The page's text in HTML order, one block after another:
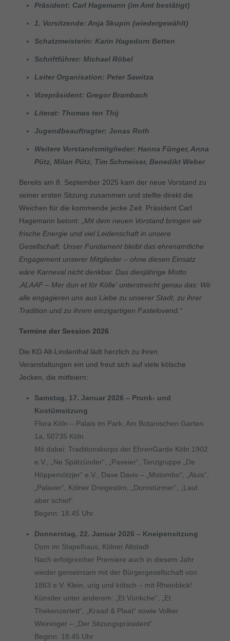
Präsident: Carl Hagemann (im Amt bestätigt)
1. Vorsitzende: Anja Skupin (wiedergewählt)
Schatzmeisterin: Karin Hagedorn Betten
Schriftführer: Michael Röbel
Leiter Organisation: Peter Sawitza
Vizepräsident: Gregor Brambach
Literat: Thomas ten Thij
Jugendbeauftragter: Jonas Roth
Weitere Vorstandsmitglieder: Hanna Fünger, Anna
Pütz, Milan Pütz, Tim Schmeiser, Benedikt Weber
Bereits am 8. September 2025 kam der neue Vorstand zu
seiner ersten Sitzung zusammen und stellte direkt die
Weichen für die kommende jecke Zeit. Präsident Carl
Hagemann betont:
„Mit dem neuen Vorstand bringen wir
frische Energie und viel Leidenschaft in unsere
Gesellschaft. Unser Fundament bleibt das ehrenamtliche
Engagement unserer Mitglieder – ohne diesen Einsatz
wäre Karneval nicht denkbar. Das diesjährige Motto
‚ALAAF – Mer dun et för Kölle‘ unterstreicht genau das: Wir
alle engagieren uns aus Liebe zu unserer Stadt, zu ihrer
Tradition und zu ihrem einzigartigen Fastelovend.“
Termine der Session 2026
Die KG Alt-Lindenthal lädt herzlich zu ihren
Veranstaltungen ein und freut sich auf viele kölsche
Jecken, die mitfeiern:
Samstag, 17. Januar 2026 – Prunk- und
Kostümsitzung
Flora Köln – Palais im Park, Am Botanischen Garten
1a, 50735 Köln
Mit dabei: Traditionskorps der EhrenGarde Köln 1902
e.V., „Ne Spätzünder“, „Paveier“, Tanzgruppe „De
Höppemötzjer“ e.V., Dave Davis – „Motombo“, „Aluis“,
„Palaver“, Kölner Dreigestirn, „Domstürmer“, „Laut
aber schief“
Beginn: 18.45 Uhr
Donnerstag, 22. Januar 2026 – Kneipensitzung
Dom im Stapelhaus, Kölner Altstadt
Nach erfolgreicher Premiere auch in diesem Jahr
wieder gemeinsam mit der Bürgergesellschaft von
1863 e.V. Klein, urig und kölsch – mit Rheinblick!
Künstler unter anderem: „Et Vünkche“, „Et
Thekenzertett“, „Kraad & Plaat“ sowie Volker
Weininger – „Der Sitzungspräsident“
Beginn: 18.45 Uhr